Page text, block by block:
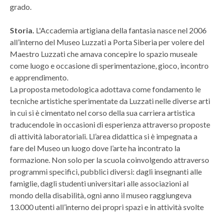
grado.
Storia. L'Accademia artigiana della fantasia nasce nel 2006
all’interno del Museo Luzzati a Porta Siberia per volere del
Maestro Luzzati che amava concepire lo spazio museale
come luogo e occasione di sperimentazione, gioco, incontro
e apprendimento.
La proposta metodologica adottava come fondamento le
tecniche artistiche sperimentate da Luzzati nelle diverse arti
in cui si è cimentato nel corso della sua carriera artistica
traducendole in occasioni di esperienza attraverso proposte
di attività laboratoriali. Ll’area didattica si è impegnata a
fare del Museo un luogo dove l’arte ha incontrato la
formazione. Non solo per la scuola coinvolgendo attraverso
programmi specifici, pubblici diversi: dagli insegnanti alle
famiglie, dagli studenti universitari alle associazioni al
mondo della disabilità, ogni anno il museo raggiungeva
13.000 utenti all’interno dei propri spazi e in attività svolte